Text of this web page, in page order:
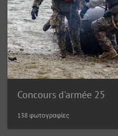
Concours d'armée 25
138 φωτογραφίες